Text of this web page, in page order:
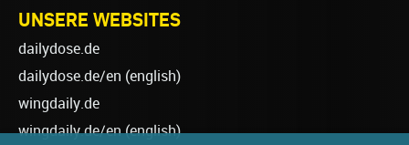
UNSERE WEBSITES
dailydose.de
dailydose.de/en (english)
wingdaily.de
wingdaily.de/en(english)